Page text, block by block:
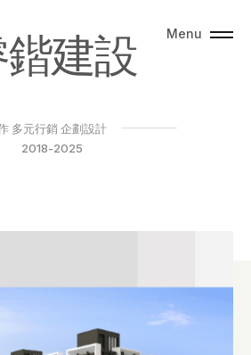
Menu
鍇建設
多元行銷 企劃設計
2018-2025